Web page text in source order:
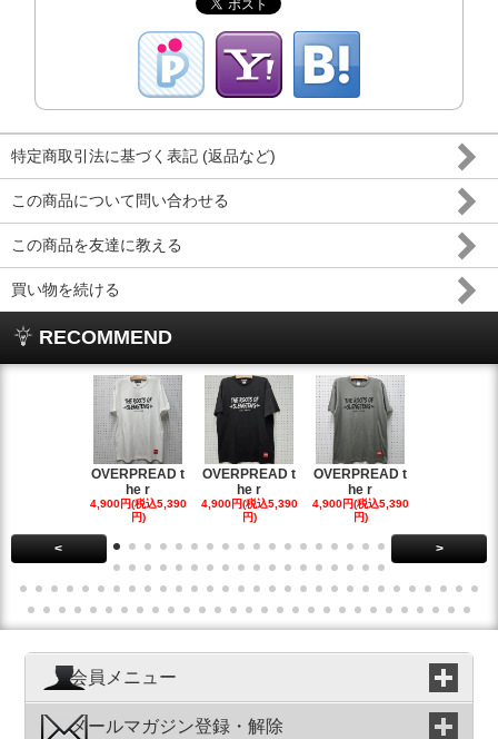
特定商取引法に基づく表記 (返品など)
この商品について問い合わせる
この商品を友達に教える
買い物を続ける
RECOMMEND
OVERPREAD t
he r
4,900円(税込5,390
円)
OVERPREAD t
he r
4,900円(税込5,390
円)
OVERPREAD t
he r
4,900円(税込5,390
円)
< >
会員メニュー
メールマガジン登録・解除